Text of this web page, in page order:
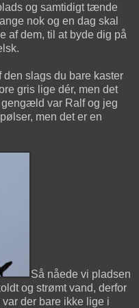
og samtidigt tænde
nok og en dag skal
af dem, til at byde dig på
slags du bare kaster
gris lige dér, men det
var Ralf og jeg
men det er en
Så nåede vi pladsen
og strømt vand, derfor
der bare ikke lige i